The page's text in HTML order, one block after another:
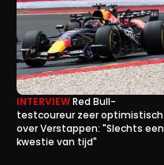
INTERVIEWRed Bull-
testcoureur zeer optimistisch
over Verstappen: "Slechts een
kwestie van tijd"